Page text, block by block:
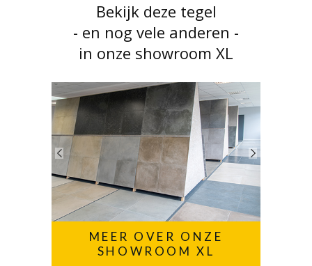
Bekijk deze tegel
- en nog vele anderen -
in onze showroom XL
MEER OVER ONZE
SHOWROOM XL